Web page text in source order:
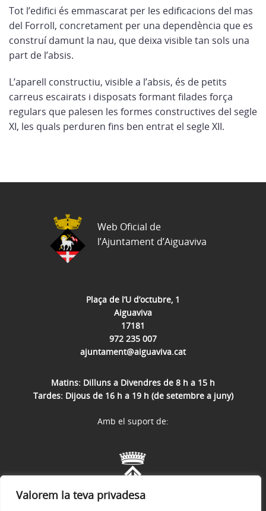
Valorem la teva privadesa
Tot l’edifici és emmascarat per les edificacions del mas
del Forroll, concretament per una dependència que es
construí damunt la nau, que deixa visible tan sols una
part de l’absis.
L’aparell constructiu, visible a l’absis, és de petits
carreus escairats i disposats formant filades força
regulars que palesen les formes constructives del segle
XI, les quals perduren fins ben entrat el segle XII.
Plaça de l’U d’octubre, 1
Aiguaviva
17181
972 235 007
ajuntament@aiguaviva.cat
Matins: Dilluns a Divendres de 8 h a 15 h
Tardes: Dijous de 16 h a 19 h (de setembre a juny)
Web Oficial de
l’Ajuntament d’Aiguaviva
Amb el suport de: